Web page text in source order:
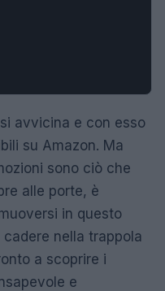
avvicina e con esso
su Amazon. Ma
sono ciò che
alle porte, è
in questo
nella trappola
a scoprire i
e